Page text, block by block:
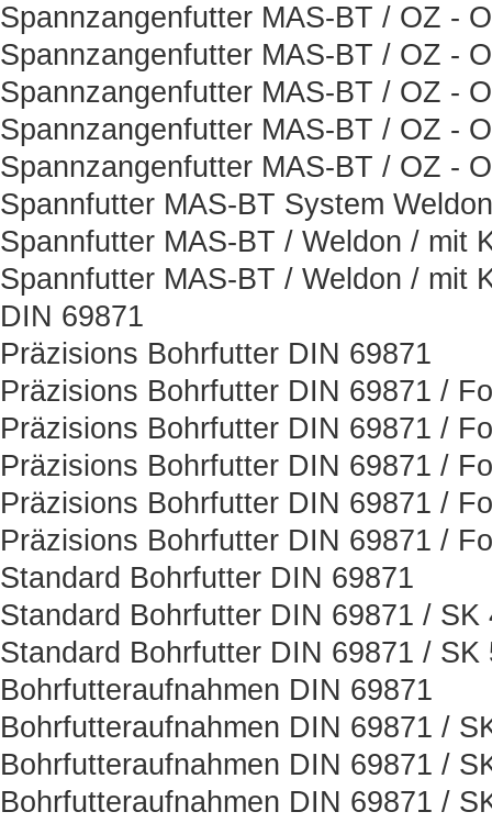
Spannzangenfutter MAS-BT / OZ -
Spannzangenfutter MAS-BT / OZ -
Spannzangenfutter MAS-BT / OZ -
Spannzangenfutter MAS-BT / OZ -
Spannzangenfutter MAS-BT / OZ -
Spannfutter MAS-BT System
Spannfutter MAS-BT / Weldon / mit
Spannfutter MAS-BT / Weldon / mit
DIN 69871
Präzisions Bohrfutter DIN 69871
Präzisions Bohrfutter DIN 69871 /
Präzisions Bohrfutter DIN 69871 /
Präzisions Bohrfutter DIN 69871 /
Präzisions Bohrfutter DIN 69871 /
Präzisions Bohrfutter DIN 69871 /
Standard Bohrfutter DIN 69871
Standard Bohrfutter DIN 69871 / SK
Standard Bohrfutter DIN 69871 / SK
Bohrfutteraufnahmen DIN 69871
Bohrfutteraufnahmen DIN 69871 /
Bohrfutteraufnahmen DIN 69871 /
Bohrfutteraufnahmen DIN 69871 /